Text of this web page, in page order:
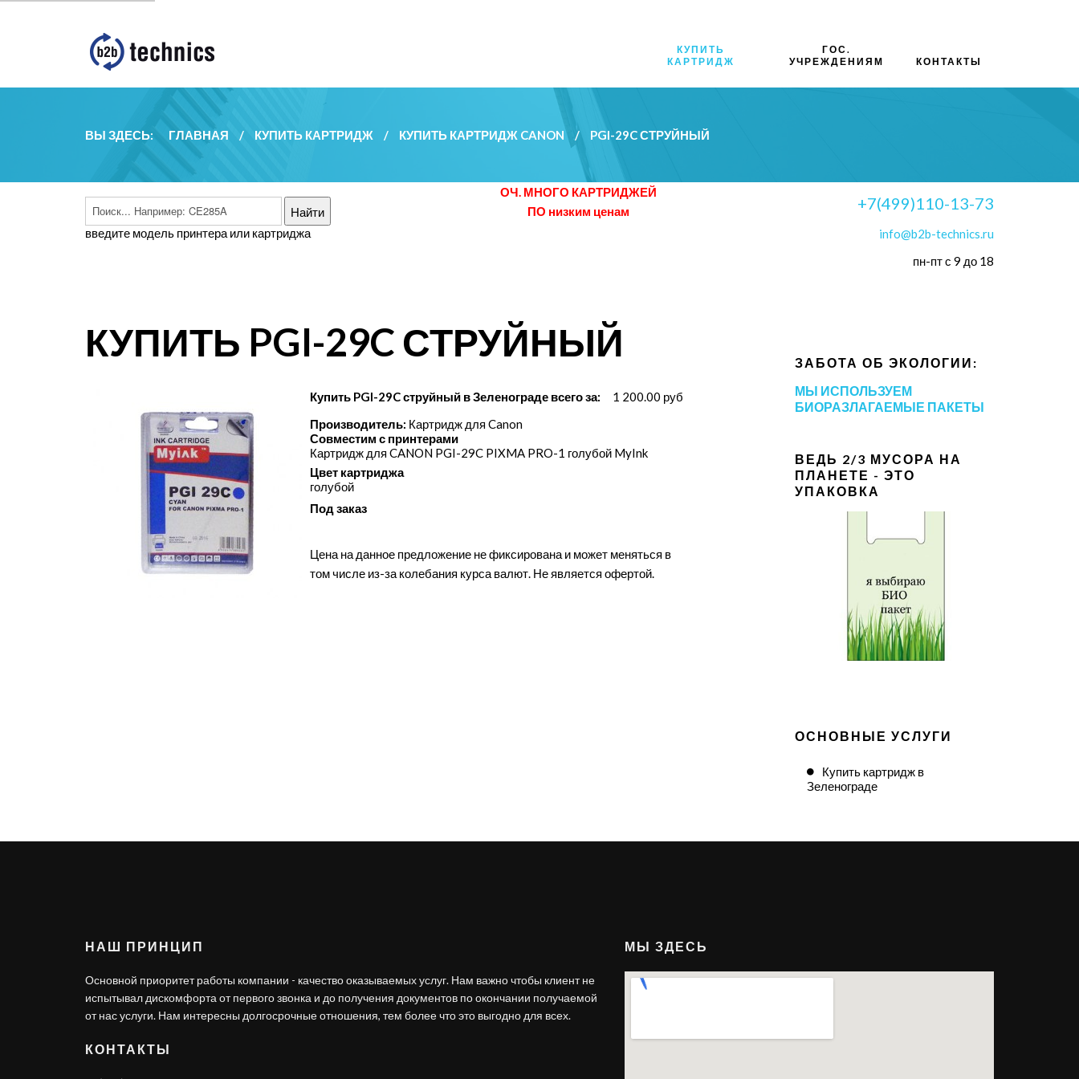
КУПИТЬ
КАРТРИДЖ
ГОС.
УЧРЕЖДЕНИЯМ
КОНТАКТЫ
ВЫ ЗДЕСЬ: ГЛАВНАЯ / КУПИТЬ КАРТРИДЖ / КУПИТЬ КАРТРИДЖ CANON / PGI-29C СТРУЙНЫЙ
введите модель принтера или картриджа
ОЧ. МНОГО КАРТРИДЖЕЙ
ПО низким ценам
+7(499)110-13-73
info@b2b-technics.ru
пн-пт с 9 до 18
КУПИТЬ PGI-29C СТРУЙНЫЙ
Купить PGI-29C струйный в Зеленограде всего за:
1 200.00 руб
Производитель: Картридж для Canon
Совместим с принтерами
Картридж для CANON PGI-29C PIXMA PRO-1 голубой MyInk
Цвет картриджа
голубой
Под заказ
Цена на данное предложение не фиксирована и может меняться в
том числе из-за колебания курса валют. Не является офертой.
ЗАБОТА ОБ ЭКОЛОГИИ:
МЫ ИСПОЛЬЗУЕМ
БИОРАЗЛАГАЕМЫЕ ПАКЕТЫ
ВЕДЬ 2/3 МУСОРА НА
ПЛАНЕТЕ - ЭТО
УПАКОВКА
ОСНОВНЫЕ УСЛУГИ
Купить картридж в
Зеленограде
НАШ ПРИНЦИП
Основной приоритет работы компании - качество оказываемых услуг. Нам важно чтобы клиент не
испытывал дискомфорта от первого звонка и до получения документов по окончании получаемой
от нас услуги. Нам интересны долгосрочные отношения, тем более что это выгодно для всех.
КОНТАКТЫ
МЫ ЗДЕСЬ